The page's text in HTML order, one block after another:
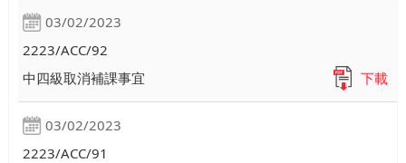
03/02/2023
2223/ACC/92
中四級取消補課事宜
下載
03/02/2023
2223/ACC/91